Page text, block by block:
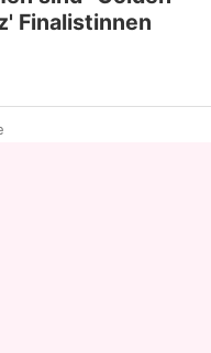
Finalistinnen